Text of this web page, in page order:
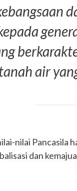
air
nilai Pancasila
dan